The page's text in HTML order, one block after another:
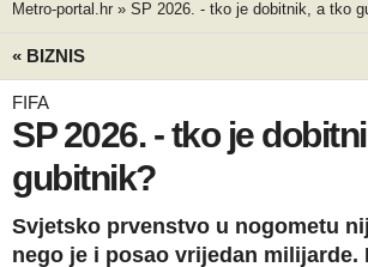
Metro-portal.hr » SP 2026. - tko je dobitnik, a tko
« BIZNIS
FIFA
SP 2026. - tko je
gubitnik?
Svjetsko prvenstvo u nogometu
nego je i posao vrijedan milijarde.